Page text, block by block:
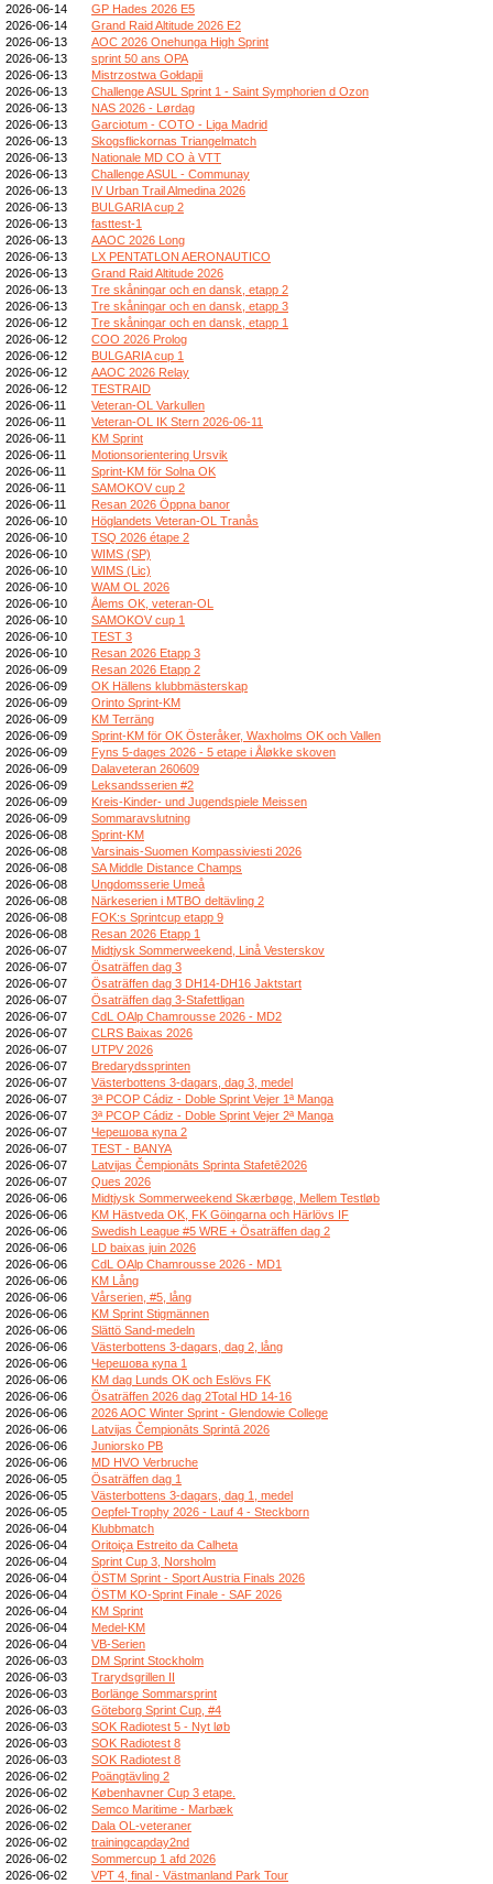
2026-06-14
GP Hades 2026 E5
2026-06-14
Grand Raid Altitude 2026 E2
2026-06-13
AOC 2026 Onehunga High Sprint
2026-06-13
sprint 50 ans OPA
2026-06-13
Mistrzostwa Gołdapii
2026-06-13
Challenge ASUL Sprint 1 - Saint Symphorien d Ozon
2026-06-13
NAS 2026 - Lørdag
2026-06-13
Garciotum - COTO - Liga Madrid
2026-06-13
Skogsflickornas Triangelmatch
2026-06-13
Nationale MD CO à VTT
2026-06-13
Challenge ASUL - Communay
2026-06-13
IV Urban Trail Almedina 2026
2026-06-13
BULGARIA cup 2
2026-06-13
fasttest-1
2026-06-13
AAOC 2026 Long
2026-06-13
LX PENTATLON AERONAUTICO
2026-06-13
Grand Raid Altitude 2026
2026-06-13
Tre skåningar och en dansk, etapp 2
2026-06-13
Tre skåningar och en dansk, etapp 3
2026-06-12
Tre skåningar och en dansk, etapp 1
2026-06-12
COO 2026 Prolog
2026-06-12
BULGARIA cup 1
2026-06-12
AAOC 2026 Relay
2026-06-12
TESTRAID
2026-06-11
Veteran-OL Varkullen
2026-06-11
Veteran-OL IK Stern 2026-06-11
2026-06-11
KM Sprint
2026-06-11
Motionsorientering Ursvik
2026-06-11
Sprint-KM för Solna OK
2026-06-11
SAMOKOV cup 2
2026-06-11
Resan 2026 Öppna banor
2026-06-10
Höglandets Veteran-OL Tranås
2026-06-10
TSQ 2026 étape 2
2026-06-10
WIMS (SP)
2026-06-10
WIMS (Lic)
2026-06-10
WAM OL 2026
2026-06-10
Ålems OK, veteran-OL
2026-06-10
SAMOKOV cup 1
2026-06-10
TEST 3
2026-06-10
Resan 2026 Etapp 3
2026-06-09
Resan 2026 Etapp 2
2026-06-09
OK Hällens klubbmästerskap
2026-06-09
Orinto Sprint-KM
2026-06-09
KM Terräng
2026-06-09
Sprint-KM för OK Österåker, Waxholms OK och Vallen
2026-06-09
Fyns 5-dages 2026 - 5 etape i Åløkke skoven
2026-06-09
Dalaveteran 260609
2026-06-09
Leksandsserien #2
2026-06-09
Kreis-Kinder- und Jugendspiele Meissen
2026-06-09
Sommaravslutning
2026-06-08
Sprint-KM
2026-06-08
Varsinais-Suomen Kompassiviesti 2026
2026-06-08
SA Middle Distance Champs
2026-06-08
Ungdomsserie Umeå
2026-06-08
Närkeserien i MTBO deltävling 2
2026-06-08
FOK:s Sprintcup etapp 9
2026-06-08
Resan 2026 Etapp 1
2026-06-07
Midtjysk Sommerweekend, Linå Vesterskov
2026-06-07
Ösaträffen dag 3
2026-06-07
Ösaträffen dag 3 DH14-DH16 Jaktstart
2026-06-07
Ösaträffen dag 3-Stafettligan
2026-06-07
CdL OAlp Chamrousse 2026 - MD2
2026-06-07
CLRS Baixas 2026
2026-06-07
UTPV 2026
2026-06-07
Bredarydssprinten
2026-06-07
Västerbottens 3-dagars, dag 3, medel
2026-06-07
3ª PCOP Cádiz - Doble Sprint Vejer 1ª Manga
2026-06-07
3ª PCOP Cádiz - Doble Sprint Vejer 2ª Manga
2026-06-07
Черешова купа 2
2026-06-07
TEST - BANYA
2026-06-07
Latvijas Čempionāts Sprinta Stafetē2026
2026-06-07
Ques 2026
2026-06-06
Midtjysk Sommerweekend Skærbøge, Mellem Testløb
2026-06-06
KM Hästveda OK, FK Göingarna och Härlövs IF
2026-06-06
Swedish League #5 WRE + Ösaträffen dag 2
2026-06-06
LD baixas juin 2026
2026-06-06
CdL OAlp Chamrousse 2026 - MD1
2026-06-06
KM Lång
2026-06-06
Vårserien, #5, lång
2026-06-06
KM Sprint Stigmännen
2026-06-06
Slättö Sand-medeln
2026-06-06
Västerbottens 3-dagars, dag 2, lång
2026-06-06
Черешова купа 1
2026-06-06
KM dag Lunds OK och Eslövs FK
2026-06-06
Ösaträffen 2026 dag 2Total HD 14-16
2026-06-06
2026 AOC Winter Sprint - Glendowie College
2026-06-06
Latvijas Čempionāts Sprintā 2026
2026-06-06
Juniorsko PB
2026-06-06
MD HVO Verbruche
2026-06-05
Ösaträffen dag 1
2026-06-05
Västerbottens 3-dagars, dag 1, medel
2026-06-05
Oepfel-Trophy 2026 - Lauf 4 - Steckborn
2026-06-04
Klubbmatch
2026-06-04
Oritoiça Estreito da Calheta
2026-06-04
Sprint Cup 3, Norsholm
2026-06-04
ÖSTM Sprint - Sport Austria Finals 2026
2026-06-04
ÖSTM KO-Sprint Finale - SAF 2026
2026-06-04
KM Sprint
2026-06-04
Medel-KM
2026-06-04
VB-Serien
2026-06-03
DM Sprint Stockholm
2026-06-03
Trarydsgrillen II
2026-06-03
Borlänge Sommarsprint
2026-06-03
Göteborg Sprint Cup, #4
2026-06-03
SOK Radiotest 5 - Nyt løb
2026-06-03
SOK Radiotest 8
2026-06-03
SOK Radiotest 8
2026-06-02
Poängtävling 2
2026-06-02
Københavner Cup 3 etape.
2026-06-02
Semco Maritime - Marbæk
2026-06-02
Dala OL-veteraner
2026-06-02
trainingcapday2nd
2026-06-02
Sommercup 1 afd 2026
2026-06-02
VPT 4, final - Västmanland Park Tour